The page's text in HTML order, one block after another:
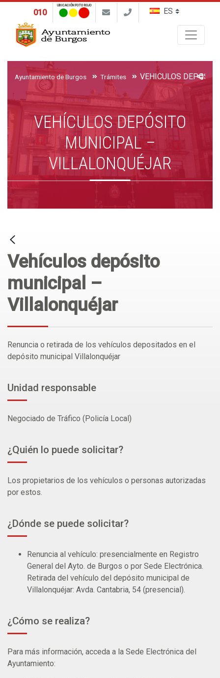
010
UBICACIÓN FOTO ROJO
Ayuntamiento de Burgos Trámites
VEHÍCULOS DEPÓSITO
MUNICIPAL –
VILLALONQUÉJAR
Vehículos depósito
municipal –
Villalonquéjar
Renuncia o retirada de los vehículos depositados en el
depósito municipal Villalonquéjar
Unidad responsable
Negociado de Tráfico (Policía Local)
¿Quién lo puede solicitar?
Los propietarios de los vehículos o personas autorizadas
por estos.
¿Dónde se puede solicitar?
Renuncia al vehículo: presencialmente en Registro
General del Ayto. de Burgos o por Sede Electrónica.
Retirada del vehículo del depósito municipal de
Villalonquéjar: Avda. Cantabria, 54 (presencial).
¿Cómo se realiza?
Para más información, acceda a la Sede Electrónica del
Ayuntamiento: